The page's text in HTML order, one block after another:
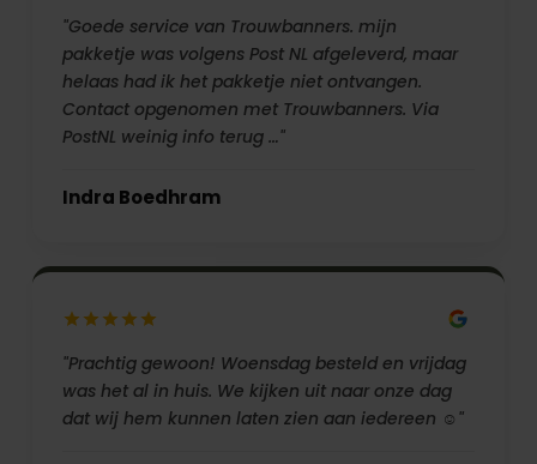
"Goede service van Trouwbanners. mijn
pakketje was volgens Post NL afgeleverd, maar
helaas had ik het pakketje niet ontvangen.
Contact opgenomen met Trouwbanners. Via
PostNL weinig info terug …"
Indra Boedhram
"Prachtig gewoon! Woensdag besteld en vrijdag
was het al in huis. We kijken uit naar onze dag
dat wij hem kunnen laten zien aan iedereen ☺️"